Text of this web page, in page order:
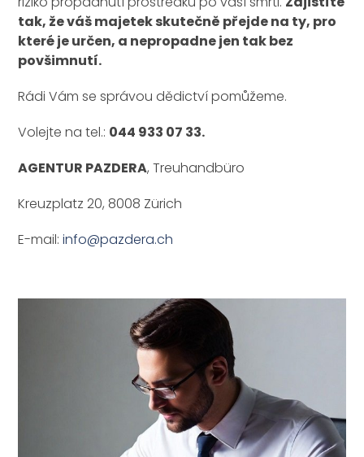
tak, že váš majetek skutečně přejde na ty, pro
které je určen, a nepropadne jen tak bez
povšimnutí.
Rádi Vám se správou dědictví pomůžeme.
Volejte na tel.: 044 933 07 33.
AGENTUR PAZDERA, Treuhandbüro
Kreuzplatz 20, 8008 Zürich
E-mail: info@pazdera.ch